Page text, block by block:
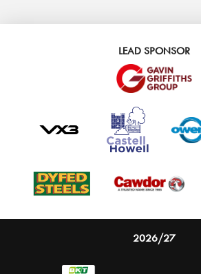
LEAD SPONSOR
2026/27